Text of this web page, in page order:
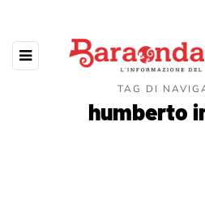
TAG DI
humberto